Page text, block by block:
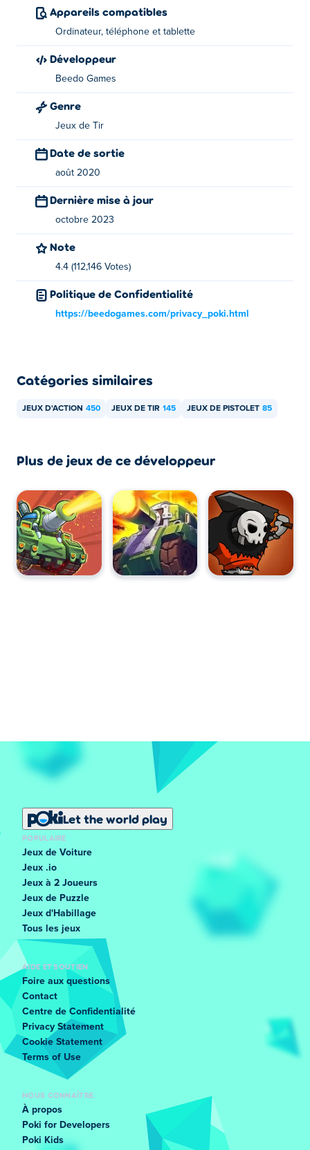
Utilisez le curseur de votre souris pour viser et le bouton
gauche de la souris pour tirer.
À propos du créateur:
autres jeux
Jelly Sokoban
Appareils compatibles
Ordinateur, téléphone et tablette
Développeur
Beedo Games
Genre
Jeux de Tir
Date de sortie
août 2020
Dernière mise à jour
octobre 2023
Note
4.4 (112,146 Votes)
Politique de Confidentialité
https://beedogames.com/privacy_poki.html
Catégories similaires
JEUX D'ACTION 450 JEUX DE TIR 145 JEUX DE PISTOLET 85
Plus de jeux de ce développeur
Let the world play
POPULAIRE
Jeux de Voiture
Jeux .io
Jeux à 2 Joueurs
Jeux de Puzzle
Jeux d'Habillage
Tous les jeux
AIDE ET SOUTIEN
Foire aux questions
Contact
Centre de Confidentialité
Privacy Statement
Cookie Statement
Terms of Use
NOUS CONNAÎTRE
À propos
Poki for Developers
Poki Kids